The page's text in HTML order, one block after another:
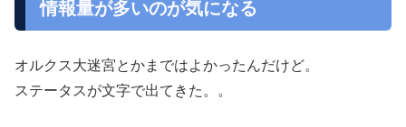
情報量が多いのが気になる
オルクス大迷宮とかまではよかったんだけど。
ステータスが文字で出てきた。。